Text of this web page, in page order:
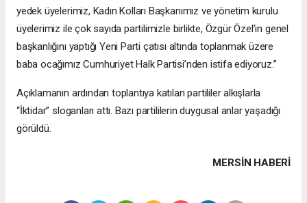
yedek üyelerimiz, Kadın Kolları Başkanımız ve yönetim kurulu
üyelerimiz ile çok sayıda partilimizle birlikte, Özgür Özel’in genel
başkanlığını yaptığı Yeni Parti çatısı altında toplanmak üzere
baba ocağımız Cumhuriyet Halk Partisi’nden istifa ediyoruz.”
Açıklamanın ardından toplantıya katılan partililer alkışlarla
“İktidar” sloganları attı. Bazı partililerin duygusal anlar yaşadığı
görüldü.
MERSIN HABERİ